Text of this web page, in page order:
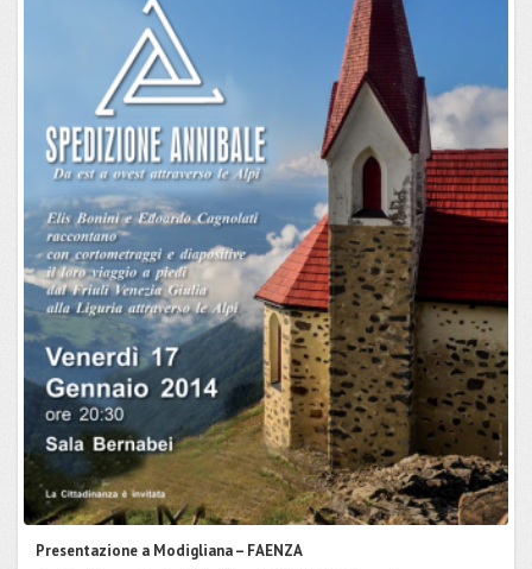
Presentazione a Modigliana – FAENZA